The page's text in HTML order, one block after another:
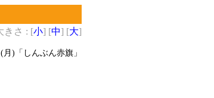
きさ : [小] [中] [大]
月) 「しんぶん赤旗」